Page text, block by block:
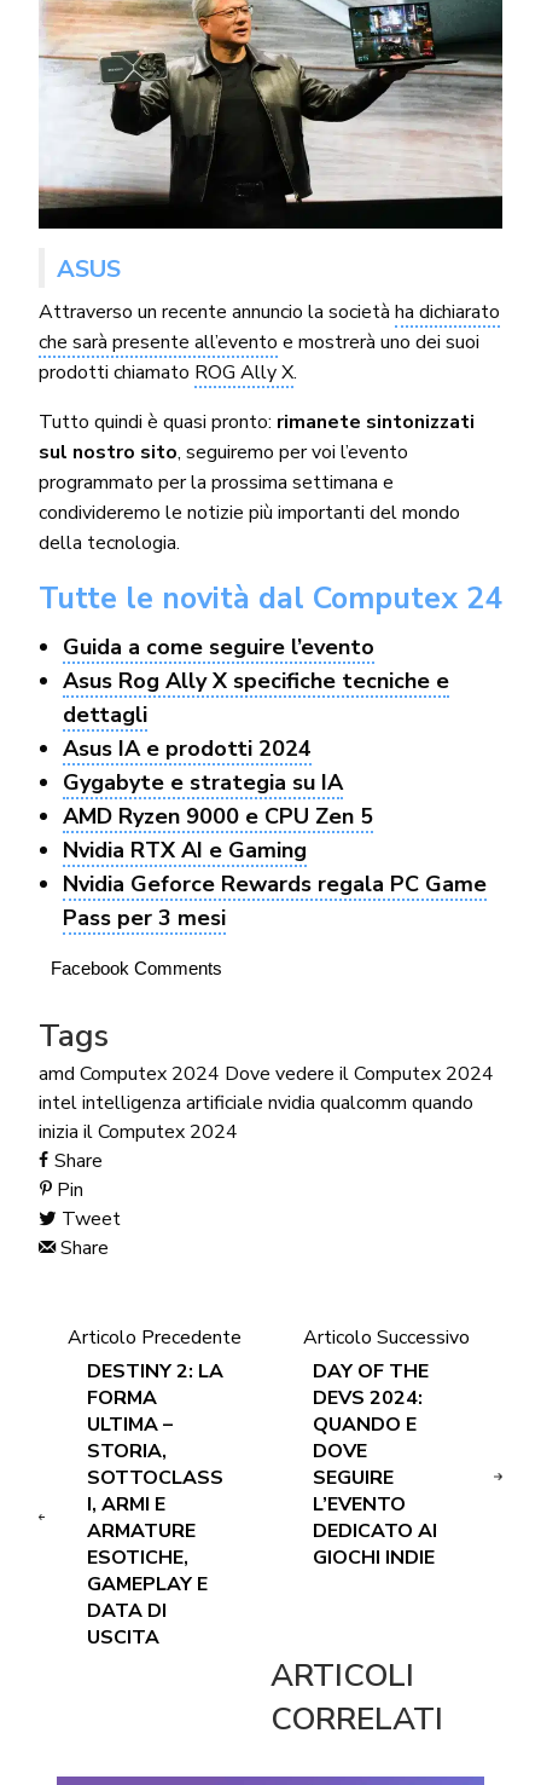
ASUS
Attraverso un recente annuncio la societàha dichiarato
che sarà presente all’evento e mostrerà uno dei suoi
prodotti chiamato ROG Ally X.
Tutto quindi è quasi pronto: rimanete sintonizzati
sul nostro sito, seguiremo per voi l’evento
programmato per la prossima settimana e
condivideremo le notizie più importanti del mondo
della tecnologia.
Tutte le novità dal Computex 24
Guida a come seguire l’evento
Asus Rog Ally X specifiche tecniche e
dettagli
Asus IA e prodotti 2024
Gygabyte e strategia su IA
AMD Ryzen 9000 e CPU Zen 5
Nvidia RTX AI e Gaming
Nvidia Geforce Rewards regala PC Game
Pass per 3 mesi
Facebook Comments
Tags
amd Computex 2024 Dove vedere il Computex 2024
intelintelligenza artificiale nvidia qualcomm quando
inizia il Computex 2024
Share
Pin
Tweet
Share
Articolo Precedente
DESTINY 2: LA
FORMA
ULTIMA –
STORIA,
SOTTOCLASS
I, ARMI E
ARMATURE
ESOTICHE,
GAMEPLAY E
DATA DI
USCITA
Articolo Successivo
DAY OF THE
DEVS 2024:
QUANDO E
DOVE
SEGUIRE
L’EVENTO
DEDICATO AI
GIOCHI INDIE
ARTICOLI
CORRELATI